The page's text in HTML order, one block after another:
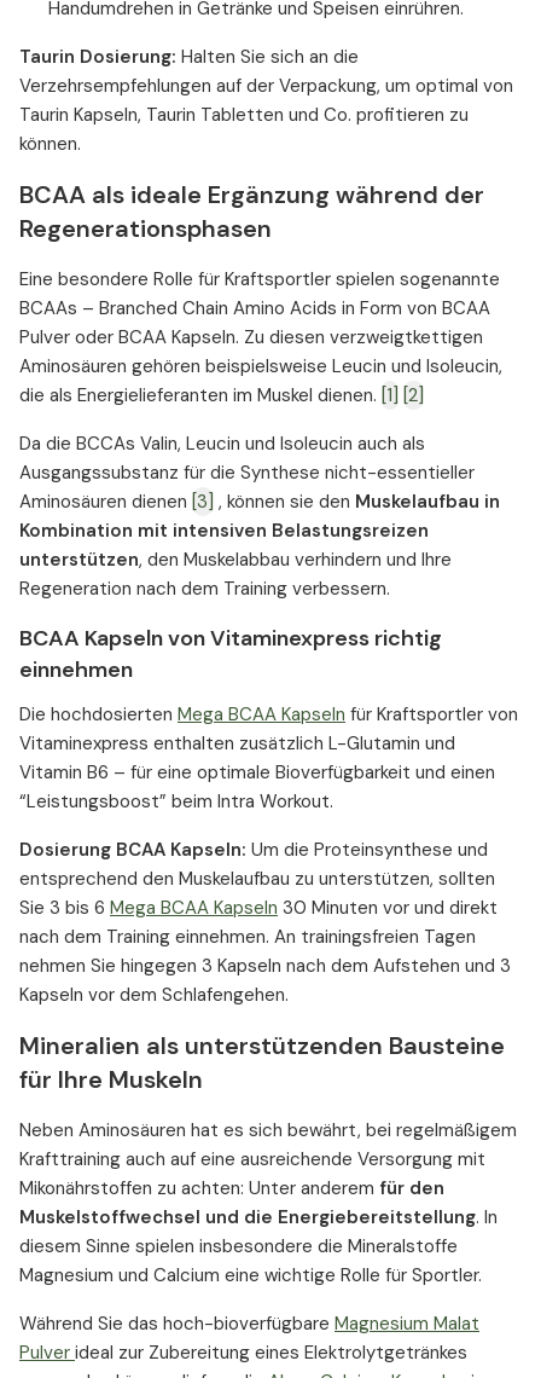
Handumdrehen in Getränke und Speisen einrühren.
Taurin Dosierung: Halten Sie sich an die
Verzehrsempfehlungen auf der Verpackung, um optimal von
Taurin Kapseln, Taurin Tabletten und Co. profitieren zu
können.
BCAA als ideale Ergänzung während der
Regenerationsphasen
Eine besondere Rolle für Kraftsportler spielen sogenannte
BCAAs – Branched Chain Amino Acids in Form von BCAA
Pulver oder BCAA Kapseln. Zu diesen verzweigtkettigen
Aminosäuren gehören beispielsweise Leucin und Isoleucin,
die als Energielieferanten im Muskel dienen. [1]
[2]
Da die BCCAs Valin, Leucin und Isoleucin auch als
Ausgangssubstanz für die Synthese nicht-essentieller
Aminosäuren dienen [3] , können sie den Muskelaufbau in
Kombination mit intensiven Belastungsreizen
unterstützen, den Muskelabbau verhindern und Ihre
Regeneration nach dem Training verbessern.
BCAA Kapseln von Vitaminexpress richtig
einnehmen
Die hochdosierten Mega BCAA Kapseln für Kraftsportler von
Vitaminexpress enthalten zusätzlich L-Glutamin und
Vitamin B6 – für eine optimale Bioverfügbarkeit und einen
“Leistungsboost” beim Intra Workout.
Dosierung BCAA Kapseln: Um die Proteinsynthese und
entsprechend den Muskelaufbau zu unterstützen, sollten
Sie 3 bis 6 Mega BCAA Kapseln 30 Minuten vor und direkt
nach dem Training einnehmen. An trainingsfreien Tagen
nehmen Sie hingegen 3 Kapseln nach dem Aufstehen und 3
Kapseln vor dem Schlafengehen.
Mineralien als unterstützenden Bausteine
für Ihre Muskeln
Neben Aminosäuren hat es sich bewährt, bei regelmäßigem
Krafttraining auch auf eine ausreichende Versorgung mit
Mikonährstoffen zu achten: Unter anderem für den
Muskelstoffwechsel und die Energiebereitstellung. In
diesem Sinne spielen insbesondere die Mineralstoffe
Magnesium und Calcium eine wichtige Rolle für Sportler.
Während Sie das hoch-bioverfügbare Magnesium Malat
Pulver ideal zur Zubereitung eines Elektrolytgetränkes